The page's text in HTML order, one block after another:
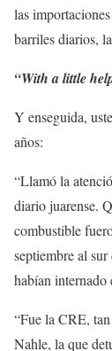
las
barriles diarios,
“With a little
Y enseguida,
años:
“Llamó la
diario juarense.
combustible
septiembre al
habían
“Fue la CRE,
Nahle, la que